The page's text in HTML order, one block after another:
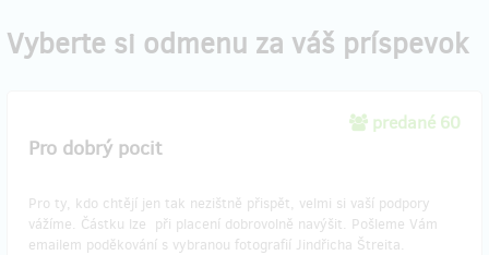
Vyberte si odmenu za váš príspevok
predané 60
Pro dobrý pocit
Pro ty, kdo chtějí jen tak nezištně přispět, velmi si vaší podpory
vážíme. Částku lze při placení dobrovolně navýšit. Pošleme Vám
emailem poděkování s vybranou fotografií Jindřicha Štreita.